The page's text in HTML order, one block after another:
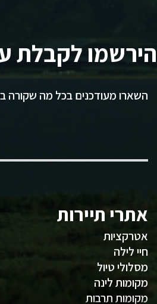
הירשמו לקבלת
השארו מעודכנים בכל מה שקורה
אתרי תיירות
אטרקציות
חיי לילה
מסלולי טיול
מקומות לינה
מקומות תרבות